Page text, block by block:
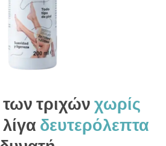
τριχώνχωρίς
δευτερόλεπτα